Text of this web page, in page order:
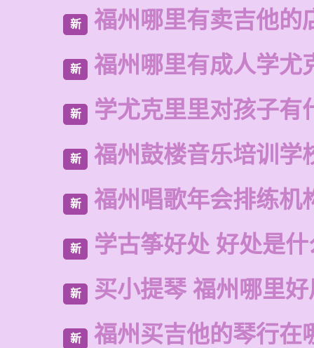
新 福州哪里有卖吉他的
新 福州哪里有成人学尤
新 学尤克里里对孩子有
新 福州鼓楼音乐培训学
新 福州唱歌年会排练机
新 学古筝好处 好处是什
新 买小提琴 福州哪里
新 福州买吉他的琴行在